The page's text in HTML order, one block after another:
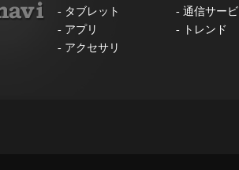
- タブレット - 通信サー
- アプリ -
トレンド
- アクセサリ